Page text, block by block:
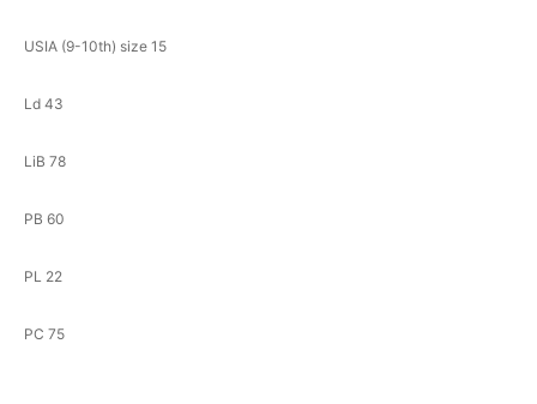
USIA (9-10th) size 15
Ld 43
LiB 78
PB 60
PL 22
PC 75